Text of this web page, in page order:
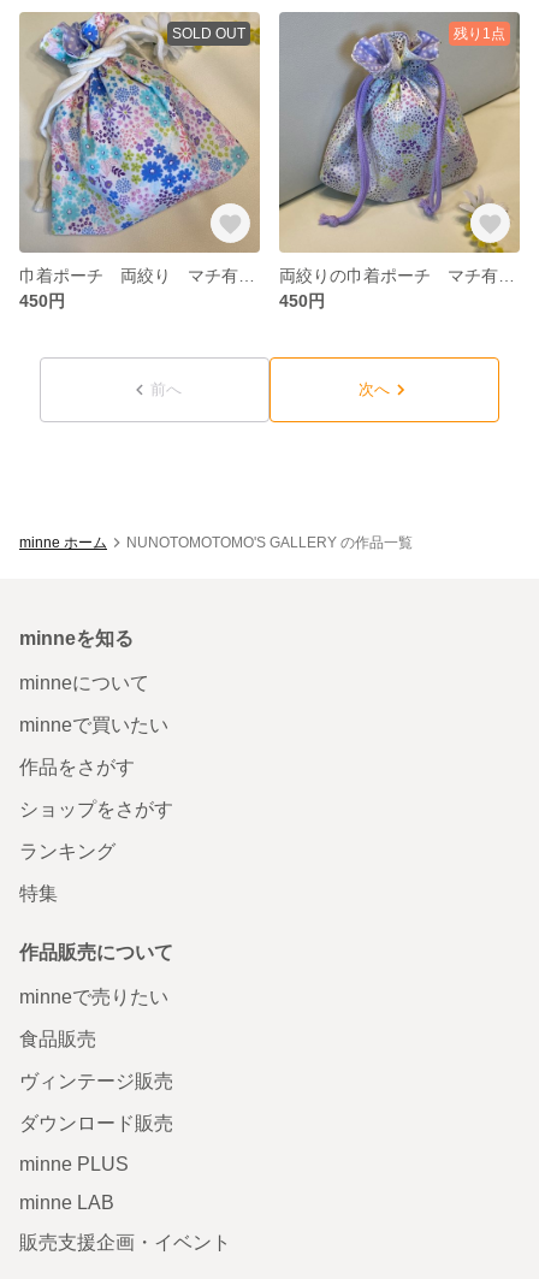
SOLD OUT
450円
残り1点
450円
前へ 次へ
minne ホーム NUNOTOMOTOMO'S GALLERY の作品一覧
minneを知る
minneについて
minneで買いたい
作品をさがす
ショップをさがす
ランキング
特集
作品販売について
minneで売りたい
食品販売
ヴィンテージ販売
ダウンロード販売
minne PLUS
minne LAB
販売支援企画・イベント